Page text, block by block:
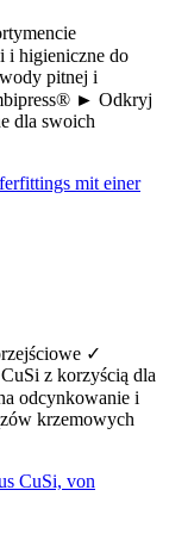
higieniczne do
pitnej i
► Odkryj
dla swoich
✓
z korzyścią dla
odcynkowanie i
krzemowych